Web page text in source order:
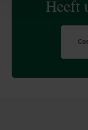
Heeft